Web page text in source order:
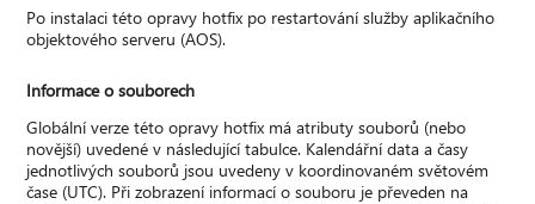
Po instalaci této opravy hotfix po restartování služby aplikačního
objektového serveru (AOS).
Informace o souborech
Globální verze této opravy hotfix má atributy souborů (nebo
novější) uvedené v následující tabulce. Kalendářní data a časy
jednotlivých souborů jsou uvedeny v koordinovaném světovém
čase (UTC). Při zobrazení informací o souboru je převeden na